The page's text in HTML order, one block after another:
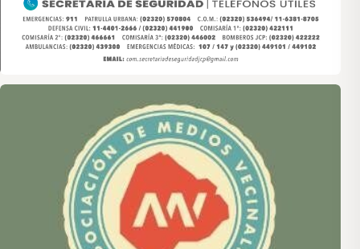
Asociación de Medios Vecinales